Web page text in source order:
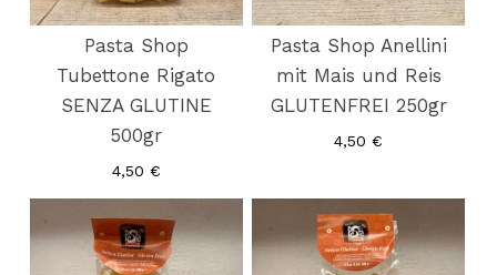
Pasta Shop
Tubettone Rigato
SENZA GLUTINE
500gr
4,50 €
Pasta Shop Anellini
mit Mais und Reis
GLUTENFREI 250gr
4,50€